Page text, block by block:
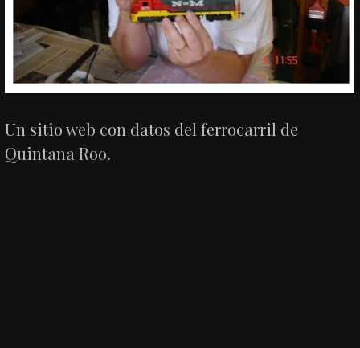
Un sitio web con datos del ferrocarril de
Quintana Roo.